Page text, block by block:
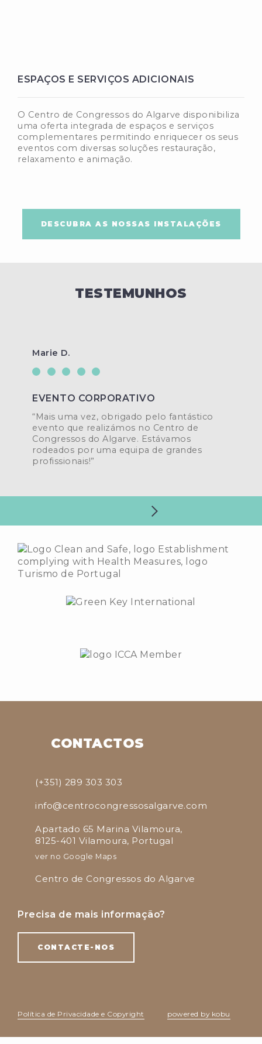
ESPAÇOS E SERVIÇOS ADICIONAIS
O Centro de Congressos do Algarve disponibiliza
uma oferta integrada de espaços e serviços
complementares permitindo enriquecer os seus
eventos com diversas soluções restauração,
relaxamento e animação.
DESCUBRA AS NOSSAS INSTALAÇÕES
TESTEMUNHOS
Marie D.
EVENTO CORPORATIVO
“Mais uma vez, obrigado pelo fantástico
evento que realizámos no Centro de
Congressos do Algarve. Estávamos
rodeados por uma equipa de grandes
profissionais!”
CONTACTOS
(+351) 289 303 303
info@centrocongressosalgarve.com
Apartado 65 Marina Vilamoura,
8125-401 Vilamoura, Portugal
ver no Google Maps
Centro de Congressos do Algarve
Precisa de mais informação?
CONTACTE-NOS
Política de Privacidade e Copyright powered by kobu